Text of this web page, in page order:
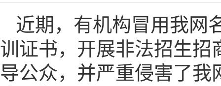
近期，有机构冒用我网
训证书，开展非法招生招
导公众，并严重侵害了